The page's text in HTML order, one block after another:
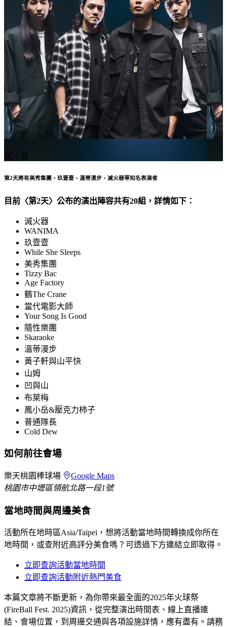
滅火器
第2天將有美秀集團、玖壹壹、溫蒂漫步、滅火器等知名表演者
目前〈第2天〉公布的演出陣容共有20組，詳情如下：
滅火器
WANIMA
玖壹壹
While She Sleeps
美秀集團
Tizzy Bac
Age Factory
鶴The Crane
當代電影大師
Your Song Is Good
隨性樂團
Skaraoke
溫蒂漫步
黃子軒與山平快
山姆
凹與山
布萊梅
鳳小岳&壓克力柿子
普通隊長
Cold Dew
如何前往會場
樂天桃園棒球場
Google Maps
桃園市中壢區領航北路一段1號
當地時間與周邊美食
活動所在地時區Asia/Taipei，想將活動當地時間轉換成你所在
地時間，或查附近高評分美食嗎？可透過下方連結立即取得。
立即查詢活動當地時間
立即查詢活動附近熱門美食
本篇文章將不斷更新，為你帶來最全面的2025年火球祭
(FireBall Fest. 2025)資訊，從完整演出時間表、線上直播連
結、會場位置，到周邊交通與各項設施詳情，應有盡有。請務